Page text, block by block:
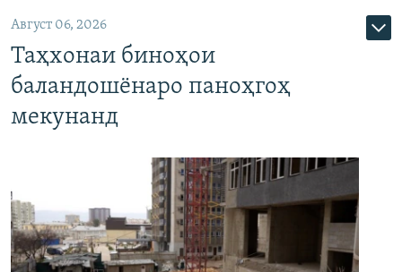
Август 06, 2026
Таҳхонаи биноҳои
баландошёнаро паноҳгоҳ
мекунанд